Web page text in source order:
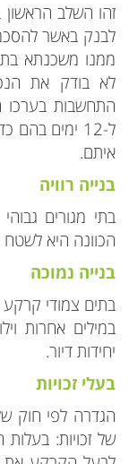
זהו השלב
לבנק באשר
ממנו משכנתא
לא בודק את
התחשבות
ל-12 ימים
איתם.
בנייה רוויה
הכוונה היא לשטח
בנייה נמוכה
בתים צמודי
יחידות דיור.
בעלי זכויות
הגדרה לפי חוק
של זכויות: